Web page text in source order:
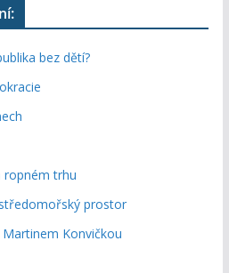
bez dětí?
ropném trhu
prostor
Konvičkou